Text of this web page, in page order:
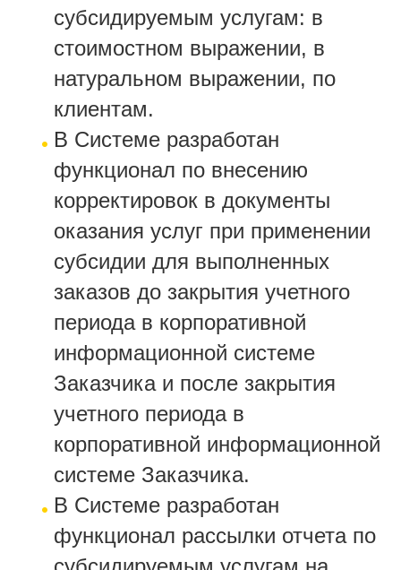
субсидируемым услугам: в
стоимостном выражении, в
натуральном выражении, по
клиентам.
В Системе разработан
функционал по внесению
корректировок в документы
оказания услуг при применении
субсидии для выполненных
заказов до закрытия учетного
периода в корпоративной
информационной системе
Заказчика и после закрытия
учетного периода в
корпоративной информационной
системе Заказчика.
В Системе разработан
функционал рассылки отчета по